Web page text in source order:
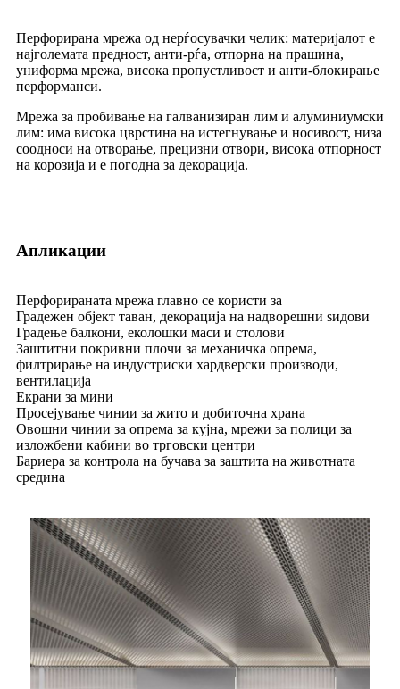
Перфорирана мрежа од нерѓосувачки челик: материјалот е
најголемата предност, анти-рѓа, отпорна на прашина,
униформа мрежа, висока пропустливост и анти-блокирање
перформанси.
Мрежа за пробивање на галванизиран лим и алуминиумски
лим: има висока цврстина на истегнување и носивост, низа
соодноси на отворање, прецизни отвори, висока отпорност
на корозија и е погодна за декорација.
Апликации
Перфорираната мрежа главно се користи за
Градежен објект таван, декорација на надворешни ѕидови
Градење балкони, еколошки маси и столови
Заштитни покривни плочи за механичка опрема,
филтрирање на индустриски хардверски производи,
вентилација
Екрани за мини
Просејување чинии за жито и добиточна храна
Овошни чинии за опрема за кујна, мрежи за полици за
изложбени кабини во трговски центри
Бариера за контрола на бучава за заштита на животната
средина